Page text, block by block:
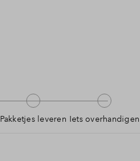
Pakketjes leveren Iets overhandigen